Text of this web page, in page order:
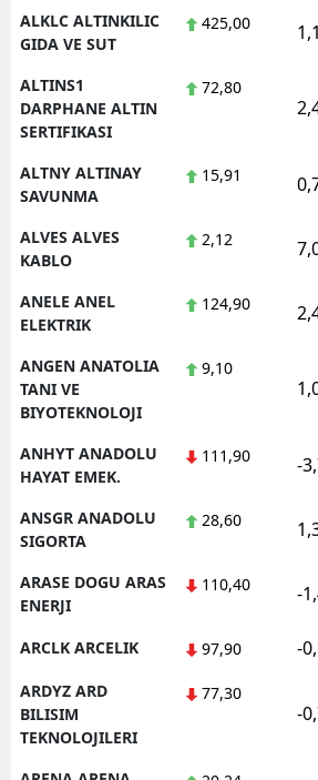
ALKLC ALTINKILIC
GIDA VE SUT
425,00
ALTINS1
DARPHANE ALTIN
SERTIFIKASI
72,80
ALTNY ALTINAY
SAVUNMA
15,91
ALVES ALVES
KABLO
2,12
ANELE ANEL
ELEKTRIK
124,90
ANGEN ANATOLIA
TANI VE
BIYOTEKNOLOJI
9,10
ANHYT ANADOLU
HAYAT EMEK.
111,90 -
ANSGR ANADOLU
SIGORTA
28,60
ARASE DOGU ARAS
ENERJI
110,40 -
ARCLK ARCELIK 97,90 -
ARDYZ ARD
BILISIM
TEKNOLOJILERI
77,30
-